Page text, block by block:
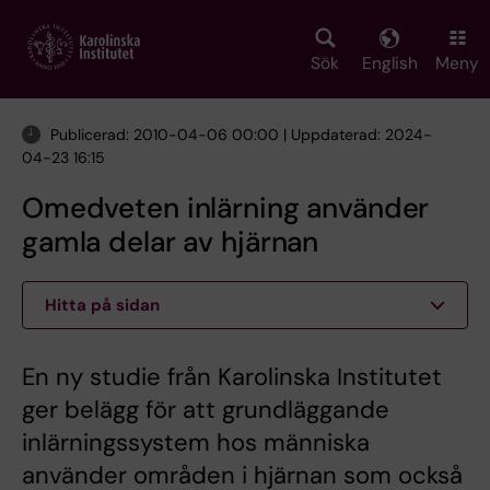
main
Sök English Meny
Publicerad: 2010-04-06 00:00 | Uppdaterad: 2024-
04-23 16:15
Omedveten inlärning använder
gamla delar av hjärnan
Hitta på sidan
En ny studie från Karolinska Institutet
ger belägg för att grundläggande
inlärningssystem hos människa
använder områden i hjärnan som också